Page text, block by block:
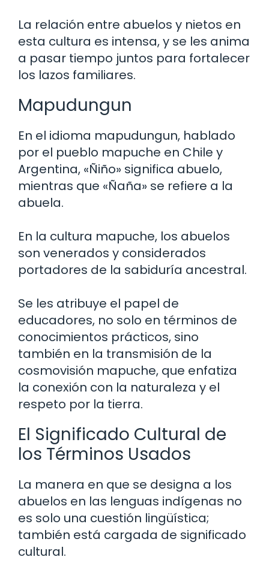
La relación entre abuelos y nietos en
esta cultura es intensa, y se les anima
a pasar tiempo juntos para fortalecer
los lazos familiares.
Mapudungun
En el idioma mapudungun, hablado
por el pueblo mapuche en Chile y
Argentina, «Ñiño» significa abuelo,
mientras que «Ñaña» se refiere a la
abuela.
En la cultura mapuche, los abuelos
son venerados y considerados
portadores de la sabiduría ancestral.
Se les atribuye el papel de
educadores, no solo en términos de
conocimientos prácticos, sino
también en la transmisión de la
cosmovisión mapuche, que enfatiza
la conexión con la naturaleza y el
respeto por la tierra.
El Significado Cultural de
los Términos Usados
La manera en que se designa a los
abuelos en las lenguas indígenas no
es solo una cuestión lingüística;
también está cargada de significado
cultural.